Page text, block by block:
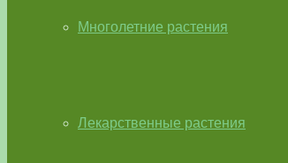
Многолетние растения
Лекарственные растения